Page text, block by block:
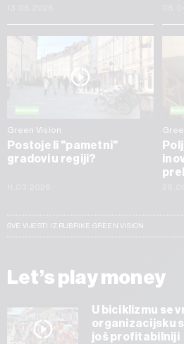
Green Vision
Postoje li "pametni"
gradovi u regiji?
SVE VIJESTI IZ RUBRIKE GREEN VISION
Let’s play money
U biciklizmu se
organizacijsku
još profitabilniji